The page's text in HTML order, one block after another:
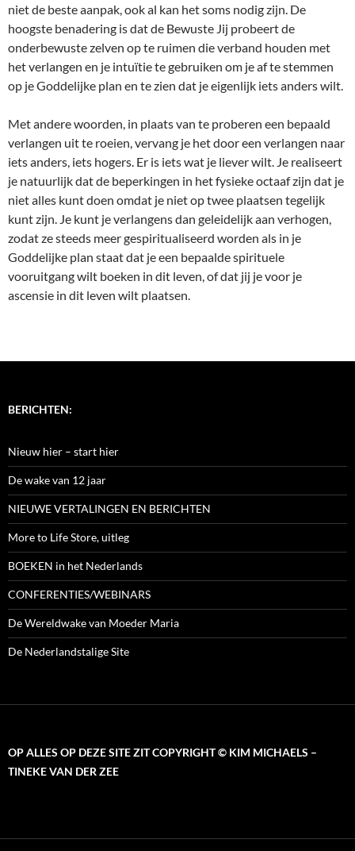
niet de beste aanpak, ook al kan het soms nodig zijn. De
hoogste benadering is dat de Bewuste Jij probeert de
onderbewuste zelven op te ruimen die verband houden met
het verlangen en je intuïtie te gebruiken om je af te stemmen
op je Goddelijke plan en te zien dat je eigenlijk iets anders wilt.
Met andere woorden, in plaats van te proberen een bepaald
verlangen uit te roeien, vervang je het door een verlangen naar
iets anders, iets hogers. Er is iets wat je liever wilt. Je realiseert
je natuurlijk dat de beperkingen in het fysieke octaaf zijn dat je
niet alles kunt doen omdat je niet op twee plaatsen tegelijk
kunt zijn. Je kunt je verlangens dan geleidelijk aan verhogen,
zodat ze steeds meer gespiritualiseerd worden als in je
Goddelijke plan staat dat je een bepaalde spirituele
vooruitgang wilt boeken in dit leven, of dat jij je voor je
ascensie in dit leven wilt plaatsen.
BERICHTEN:
Nieuw hier – start hier
De wake van 12 jaar
NIEUWE VERTALINGEN EN BERICHTEN
More to Life Store, uitleg
BOEKEN in het Nederlands
CONFERENTIES/WEBINARS
De Wereldwake van Moeder Maria
De Nederlandstalige Site
OP ALLES OP DEZE SITE ZIT COPYRIGHT © KIM MICHAELS –
TINEKE VAN DER ZEE